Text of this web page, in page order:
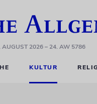
AUGUST 2026– 24. AW 5786
KULTUR